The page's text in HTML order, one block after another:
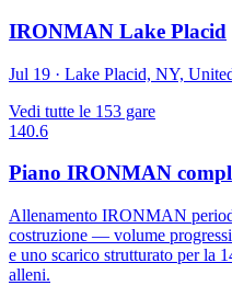
IRONMAN Lake Placid
Jul 19 · Lake Placid, NY,
Vedi tutte le 153 gare
140.6
Piano IRONMAN
Allenamento IRONMAN
costruzione — volume
e uno scarico strutturato per la
alleni.